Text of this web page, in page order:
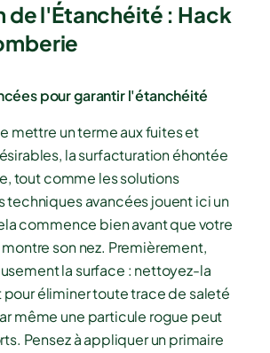
de l'Étanchéité : Hack
pour garantir l'étanchéité
mettre un terme aux fuites et
la surfacturation éhontée
tout comme les solutions
techniques avancées jouent ici un
commence bien avant que votre
son nez. Premièrement,
la surface : nettoyez-la
éliminer toute trace de saleté
même une particule rogue peut
Pensez à appliquer un primaire